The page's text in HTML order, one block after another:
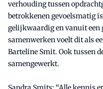
verhouding tussen
betrokkenen gevoelsmatig
gelijkwaardig en vanuit een
samenwerken voelt dit als
Barteline Smit. Ook tussen
samengewerkt.